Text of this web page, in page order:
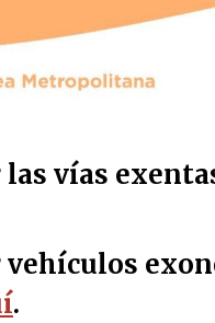
las vías
vehículos
.